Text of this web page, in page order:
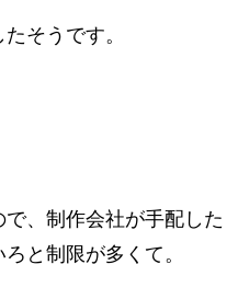
そうです。
、制作会社が手配した
と制限が多くて。